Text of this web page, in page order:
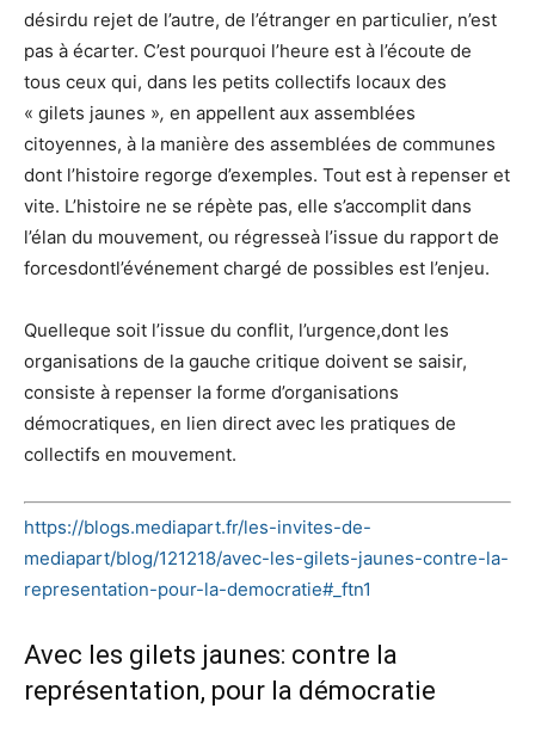
désirdu rejet de l’autre, de l’étranger en particulier, n’est
pas à écarter. C’est pourquoi l’heure est à l’écoute de
tous ceux qui, dans les petits collectifs locaux des
« gilets jaunes », en appellent aux assemblées
citoyennes, à la manière des assemblées de communes
dont l’histoire regorge d’exemples. Tout est à repenser et
vite. L’histoire ne se répète pas, elle s’accomplit dans
l’élan du mouvement, ou régresseà l’issue du rapport de
forcesdontl’événement chargé de possibles est l’enjeu.
Quelleque soit l’issue du conflit, l’urgence,dont les
organisations de la gauche critique doivent se saisir,
consiste à repenser la forme d’organisations
démocratiques, en lien direct avec les pratiques de
collectifs en mouvement.
https://blogs.mediapart.fr/les-invites-de-
mediapart/blog/121218/avec-les-gilets-jaunes-contre-la-
representation-pour-la-democratie#_ftn1
Avec les gilets jaunes: contre la
représentation, pour la démocratie